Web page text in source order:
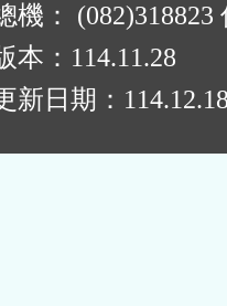
機： (082)318823
本： 114.11.28
新日期： 114.12.18